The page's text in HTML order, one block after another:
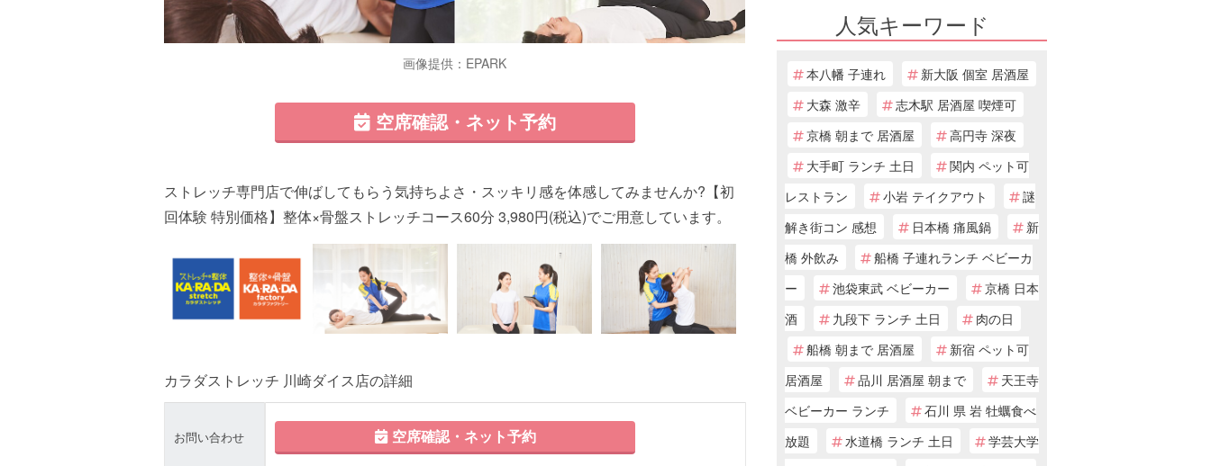
画像提供：EPARK
空席確認・ネット予約
ストレッチ専門店で伸ばしてもらう気持ちよさ・スッキリ感を体感してみませんか?【初
回体験 特別価格】整体×骨盤ストレッチコース60分 3,980円(税込)でご用意しています。
カラダストレッチ 川崎ダイス店の詳細
お問い合わせ 空席確認・ネット予約
人気キーワード
本八幡 子連れ
新大阪 個室 居酒屋
大森 激辛
志木駅 居酒屋 喫煙可
京橋 朝まで 居酒屋
高円寺 深夜
大手町 ランチ 土日
関内 ペット可
レストラン
小岩 テイクアウト
謎
解き街コン 感想
日本橋 痛風鍋
新
橋 外飲み
船橋 子連れランチ ベビーカ
ー
池袋東武 ベビーカー
京橋 日本
酒
九段下 ランチ 土日
肉の日
船橋 朝まで 居酒屋
新宿 ペット可
居酒屋
品川 居酒屋 朝まで
天王寺
ベビーカー ランチ
石川 県 岩 牡蠣食べ
放題
水道橋 ランチ 土日
学芸大学